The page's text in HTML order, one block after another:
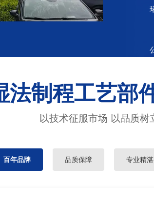
法制程工艺部
以技术征服市场 以品质树
百年品牌 品质保障 专业精湛